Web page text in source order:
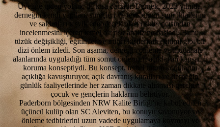
Üyeliğe giden yol hiç de kısa olmadı: Dernek, 2023 yılında,
derneğin kendi yapıları, süreçleri ve tesislerinin sınır ihlallerini
ve saldırıları teşvik edebilecek olası riskler açısından
incelenmesini içeren temel bir risk analizine başladı. Bunu,
tüzük değişikliği, eğitimler ve irtibat kişilerinin eğitimi gibi bir
dizi önlem izledi. Son aşama, derneğin önleme ve müdahale
alanlarında uyguladığı tüm somut önlemleri açıklayan kapsamlı
koruma konseptiydi. Bu konsept, temel tutum konularını
açıklığa kavuşturuyor, açık davranış kuralları ve derneğin
günlük faaliyetlerinde her zaman dikkate alınması gereken
çocuk ve gençlerin haklarını belirtiyor.
Paderborn bölgesinden NRW Kalite Birliği'ne kabul edilen
üçüncü kulüp olan SC Aleviten, bu konuyu savunuyor ve
önleme tedbirlerini uzun vadede uygulamaya koymayı ve